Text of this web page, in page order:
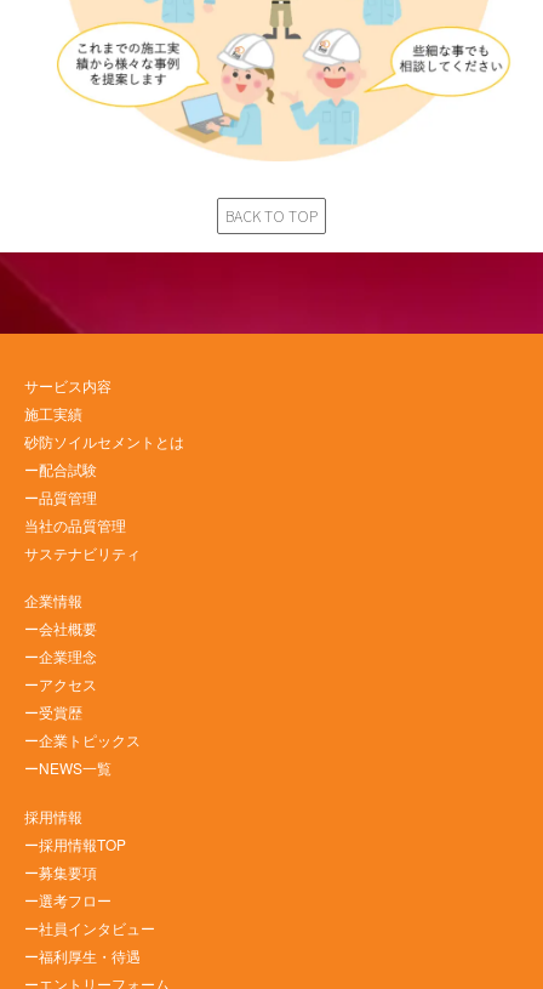
BACK TO TOP
サービス内容
施工実績
砂防ソイルセメントとは
ー配合試験
ー品質管理
当社の品質管理
サステナビリティ
企業情報
ー会社概要
ー企業理念
ーアクセス
ー受賞歴
ー企業トピックス
ーNEWS一覧
採用情報
ー採用情報TOP
ー募集要項
ー選考フロー
ー社員インタビュー
ー福利厚生・待遇
ーエントリーフォーム